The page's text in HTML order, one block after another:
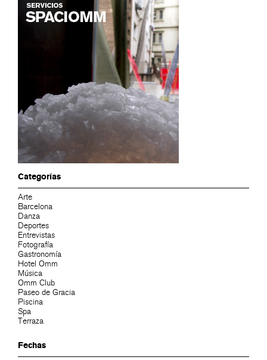
Categorías
Arte
Barcelona
Danza
Deportes
Entrevistas
Fotografía
Gastronomía
Hotel Omm
Música
Omm Club
Paseo de Gracia
Piscina
Spa
Terraza
Fechas